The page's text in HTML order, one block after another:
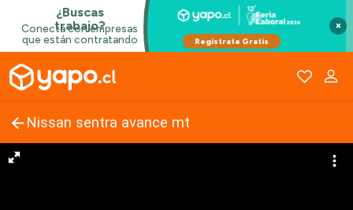
×
Nissan sentra avance mt